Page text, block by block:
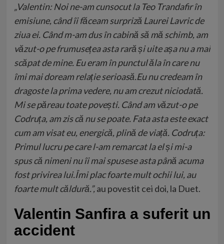
„Valentin: Noi ne-am cunsocut la Teo Trandafir în
emisiune, când îi făceam surpriză Laurei Lavric de
ziua ei. Când m-am dus în cabină să mă schimb, am
văzut-o pe frumusețea asta rară și uite așa nu a mai
scăpat de mine. Eu eram în punctul ăla în care nu
îmi mai doream relație serioasă.Eu nu credeam în
dragoste la prima vedere, nu am crezut niciodată.
Mi se păreau toate povești. Când am văzut-o pe
Codruța, am zis că nu se poate. Fata asta este exact
cum am visat eu, energică, plină de viață. Codruța:
Primul lucru pe care l-am remarcat la el și mi-a
spus că nimeni nu îi mai spusese asta până acuma
fost privirea lui.Îmi plac foarte mult ochii lui, au
foarte mult căldură.”,au povestit cei doi, la Duet.
Valentin Sanfira a suferit un
accident